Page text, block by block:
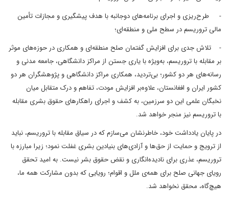
- طرح‌ریزی و اجرای برنامه‌های دوجانبه با هدف پیشگیری و مجازات تأمین
مالی تروریسم در سطح ملی و منطقه‌ای؛
- تلاش جدی برای افزایش گفتمان صلح منطقه‌ای و همکاری در حوزه‌های موثر
بر مقابله با تروریسم، به‌ویژه با یاری جستن از مراکز دانشگاهی، جامعه مدنی و
رسانه‌های هر دو کشور؛ بی‌تردید، همکاری مراکز دانشگاهی و پژوهشگران هر دو
کشور ایران و افغانستان، علاوه‌بر افزایش مودت، تفاهم و درک متقابل میان
نخبگان علمی این دو سرزمین، به کشف و اجرای راهکارهای حقوق بشری مقابله
با تروریسم نیز منجر خواهد شد.
در پایان یادداشت خود، خاطرنشان می‌سازم که در سیاق مقابله با تروریسم، نباید
از ترویج و حمایت از حق‌ها و آزادی‌های بنیادین بشری غفلت نمود؛ زیرا مبارزه با
تروریسم، عذری برای نادیده‌انگاری و نقض حقوق بشر نیست. به امید تحقق
رویای جهانی صلح برای همه‌ی ملل و اقوام؛ رویایی که بدون مشارکت همه‌ ما،
هیچ‌گاه، محقق نخواهد شد.